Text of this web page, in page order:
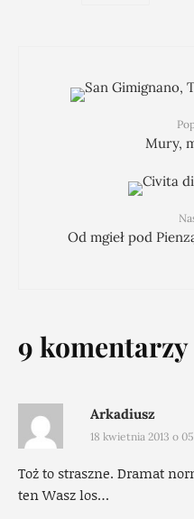
Mury,
Od mgieł pod
9 komentarzy
Arkadiusz
18 kwietnia 2013 o
Toż to straszne. Dramat
ten Wasz los…